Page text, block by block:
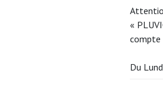
«
compte
Du